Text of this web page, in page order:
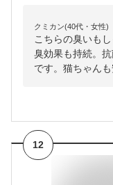
クミカン(40代・女性)
こちらの臭いも
臭効果も持続。
です。猫ちゃん
12